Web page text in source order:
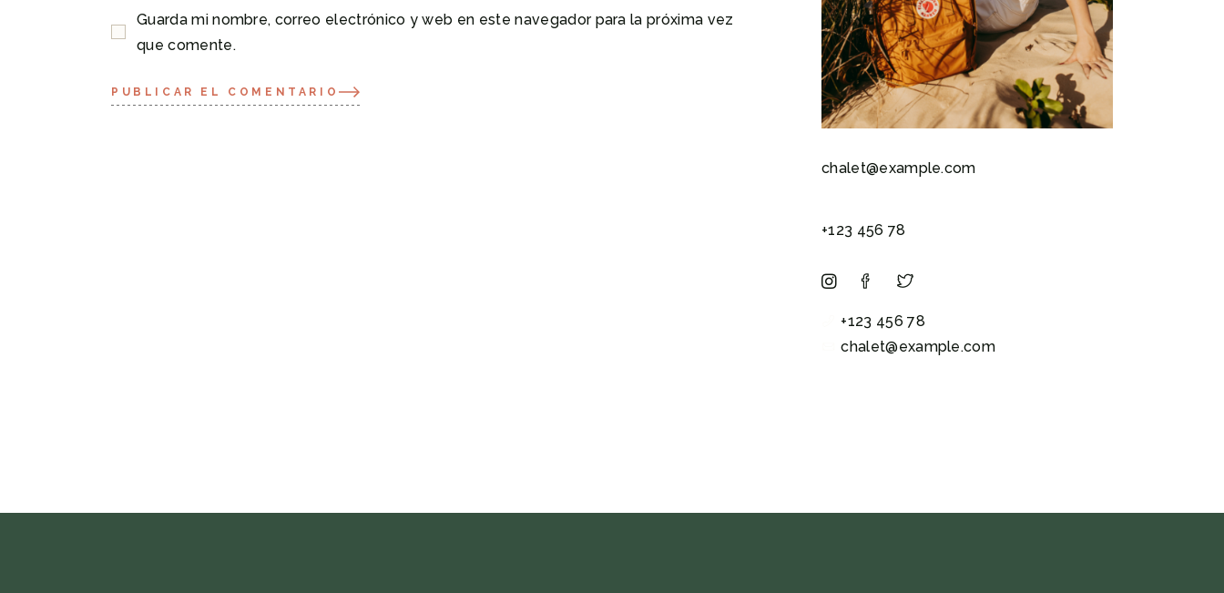
Guarda mi nombre, correo electrónico y web en este navegador para la próxima vez
que comente.
PUBLICAR EL COMENTARIO
chalet@example.com
+123 456 78
+123 456 78
chalet@example.com